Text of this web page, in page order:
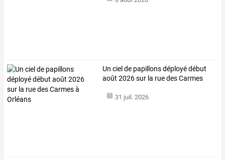
Un ciel de papillonsdéployédébut
août 2026sur la ruedesCarmes
31 juil. 2026